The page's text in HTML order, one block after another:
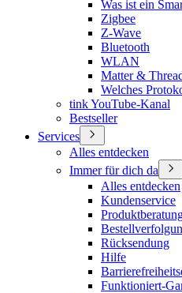
Was ist ein
Zigbee
Z-Wave
Bluetooth
WLAN
Matter &
Welches
tink YouTube-Kanal
Bestseller
Services
Alles entdecken
Immer für dich da
Alles entdecken
Kundenservice
Rücksendung
Hilfe
Funktioniert-